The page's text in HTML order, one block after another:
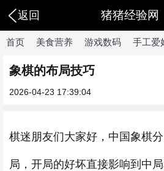
返回 猪猪经验网
首页 美食营养 游戏数码 手工爱
象棋的布局技巧
2026-04-23 17:39:04
棋迷朋友们大家好，中国象棋
局，开局的好坏直接影响到中